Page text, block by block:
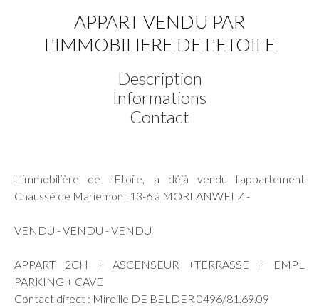
APPART VENDU PAR
L'IMMOBILIERE DE L'ETOILE
Description
Informations
Contact
L’immobilière de l’Etoile, a déjà vendu l'appartement
Chaussé de Mariemont 13-6 à MORLANWELZ -
VENDU - VENDU - VENDU
APPART 2CH + ASCENSEUR +TERRASSE + EMPL
PARKING + CAVE
Contact direct : Mireille DE BELDER 0496/81.69.09